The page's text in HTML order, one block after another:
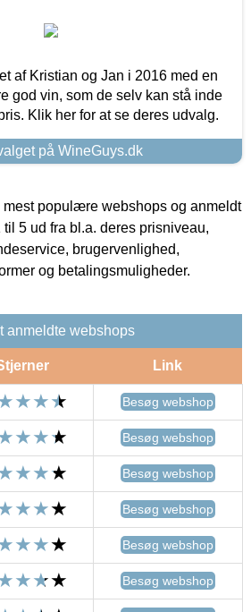
af Kristian og Jan i 2016 med en
god vin, som de selv kan stå inde
Klik her for at se deres udvalg.
på WineGuys.dk
populære webshops og anmeldt
5 ud fra bl.a. deres prisniveau,
brugervenlighed,
og betalingsmuligheder.
anmeldte webshops
Link
Besøg webshop
Besøg webshop
Besøg webshop
Besøg webshop
Besøg webshop
Besøg webshop